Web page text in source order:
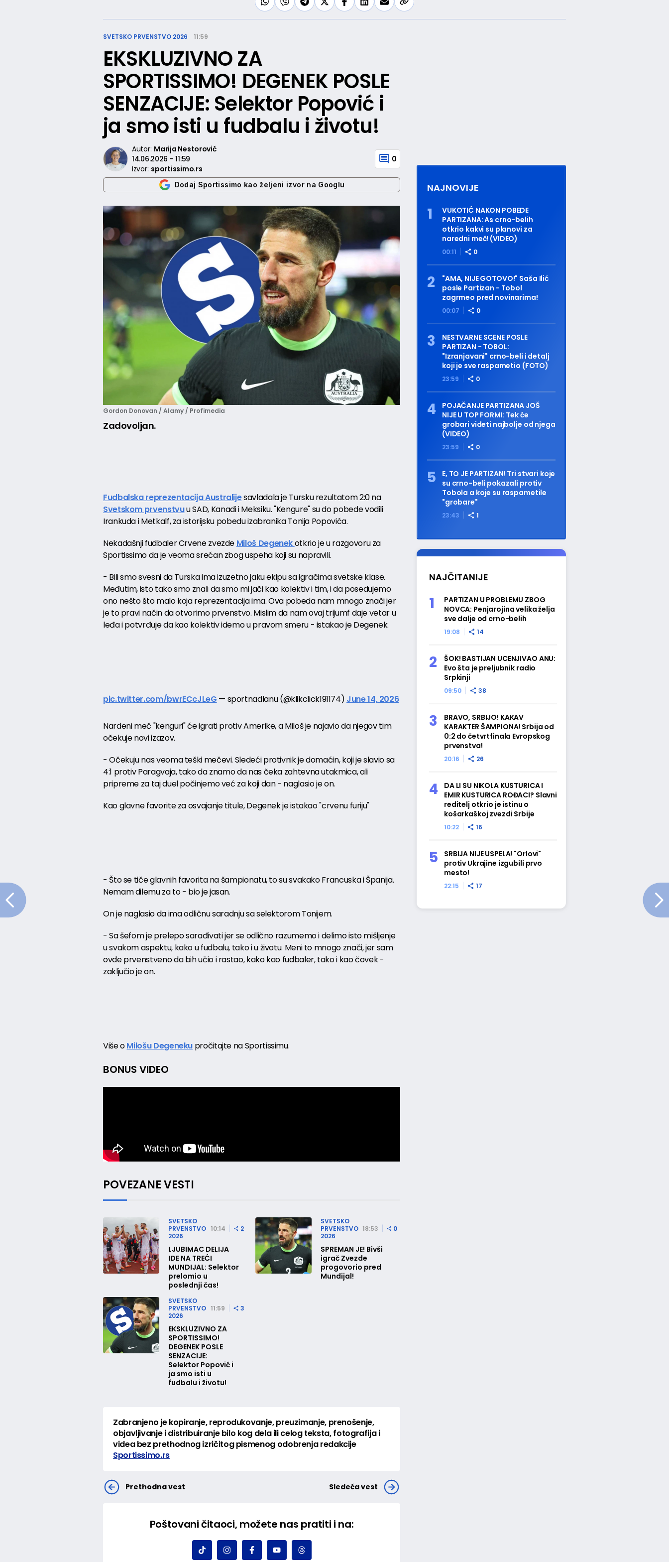
SVETSKO PRVENSTVO 2026 11:59
EKSKLUZIVNO ZA
SPORTISSIMO! DEGENEK POSLE
SENZACIJE: Selektor Popović i
ja smo isti u fudbalu i životu!
Autor: Marija Nestorović
14.06.2026 - 11:59
Izvor: sportissimo.rs
0
Dodaj Sportissimo kao željeni izvor na Googlu
Gordon Donovan / Alamy / Profimedia
Zadovoljan.
Fudbalska reprezentacija Australijesavladala je Tursku rezultatom 2:0 na
Svetskom prvenstvuu SAD, Kanadi i Meksiku. "Kengure" su do pobede vodili
Irankuda i Metkalf, za istorijsku pobedu izabranika Tonija Popovića.
Nekadašnji fudbaler Crvene zvezde Miloš Degenekotkrio je u razgovoru za
Sportissimo da je veoma srećan zbog uspeha koji su napravili.
- Bili smo svesni da Turska ima izuzetno jaku ekipu sa igračima svetske klase.
Međutim, isto tako smo znali da smo mi jači kao kolektiv i tim, i da posedujemo
ono nešto što malo koja reprezentacija ima. Ova pobeda nam mnogo znači jer
je to pravi način da otvorimo prvenstvo. Mislim da nam ovaj trijumf daje vetar u
leđa i potvrđuje da kao kolektiv idemo u pravom smeru - istakao je Degenek.
pic.twitter.com/bwrECcJLeG — sportnadlanu (@klikclick191174) June 14, 2026
Nardeni meč "kenguri" će igrati protiv Amerike, a Miloš je najavio da njegov tim
očekuje novi izazov.
- Očekuju nas veoma teški mečevi. Sledeći protivnik je domaćin, koji je slavio sa
4:1 protiv Paragvaja, tako da znamo da nas čeka zahtevna utakmica, ali
pripreme za taj duel počinjemo već za koji dan - naglasio je on.
Kao glavne favorite za osvajanje titule, Degenek je istakao "crvenu furiju"
- Što se tiče glavnih favorita na šampionatu, to su svakako Francuska i Španija.
Nemam dilemu za to - bio je jasan.
On je naglasio da ima odličnu saradnju sa selektorom Tonijem.
- Sa šefom je prelepo sarađivati jer se odlično razumemo i delimo isto mišljenje
u svakom aspektu, kako u fudbalu, tako i u životu. Meni to mnogo znači, jer sam
ovde prvenstveno da bih učio i rastao, kako kao fudbaler, tako i kao čovek -
zaključio je on.
Više oMilošu Degeneku pročitajte na Sportissimu.
BONUS VIDEO
POVEZANE VESTI
SVETSKO
PRVENSTVO
2026
10:14 2
LJUBIMAC DELIJA
IDE NA TREĆI
MUNDIJAL: Selektor
prelomio u
poslednji čas!
SVETSKO
PRVENSTVO
2026
18:53 0
SPREMAN JE! Bivši
igrač Zvezde
progovorio pred
Mundijal!
SVETSKO
PRVENSTVO
2026
11:59 3
EKSKLUZIVNO ZA
SPORTISSIMO!
DEGENEK POSLE
SENZACIJE:
Selektor Popović i
ja smo isti u
fudbalu i životu!
Zabranjeno je kopiranje, reprodukovanje, preuzimanje, prenošenje,
objavljivanje i distribuiranje bilo kog dela ili celog teksta, fotografija i
videa bez prethodnog izričitog pismenog odobrenja redakcije
Sportissimo.rs
Prethodna vest Sledeća vest
Poštovani čitaoci, možete nas pratiti i na:
NAJNOVIJE
00:11 0
VUKOTIĆ NAKON POBEDE
PARTIZANA: As crno-belih
otkrio kakvi su planovi za
naredni meč! (VIDEO)
00:07 0
"AMA, NIJE GOTOVO!" Saša Ilić
posle Partizan - Tobol
zagrmeo pred novinarima!
23:59 0
NESTVARNE SCENE POSLE
PARTIZAN - TOBOL:
"Izranjavani" crno-beli i detalj
koji je sve raspametio (FOTO)
23:59 0
POJAČANJE PARTIZANA JOŠ
NIJE U TOP FORMI: Tek će
grobari videti najbolje od njega
(VIDEO)
23:43 1
E, TO JE PARTIZAN! Tri stvari koje
su crno-beli pokazali protiv
Tobola a koje su raspametile
"grobare"
NAJČITANIJE
19:08 14
PARTIZAN U PROBLEMU ZBOG
NOVCA: Penjarojina velika želja
sve dalje od crno-belih
09:50 38
ŠOK! BASTIJAN UCENJIVAO ANU:
Evo šta je preljubnik radio
Srpkinji
20:16 26
BRAVO, SRBIJO! KAKAV
KARAKTER ŠAMPIONA! Srbija od
0:2 do četvrtfinala Evropskog
prvenstva!
10:22 16
DA LI SU NIKOLA KUSTURICA I
EMIR KUSTURICA ROĐACI? Slavni
reditelj otkrio je istinu o
košarkaškoj zvezdi Srbije
22:15 17
SRBIJA NIJE USPELA! "Orlovi"
protiv Ukrajine izgubili prvo
mesto!